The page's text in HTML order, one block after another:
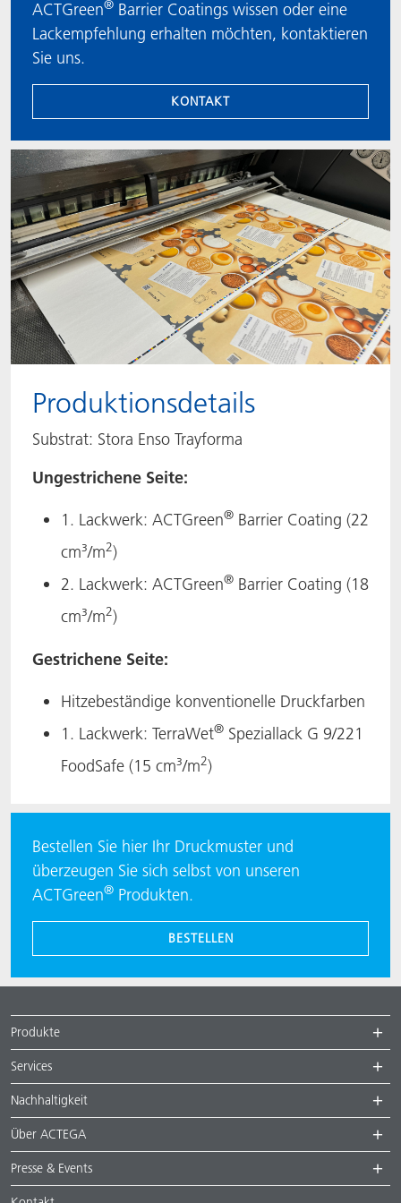
ACTGreen® Barrier Coatings wissen oder eine
Lackempfehlung erhalten möchten, kontaktieren
Sie uns.
KONTAKT
Produktionsdetails
Substrat: Stora Enso Trayforma
Ungestrichene Seite:
1. Lackwerk: ACTGreen® Barrier Coating (22
cm³/m2)
2. Lackwerk: ACTGreen® Barrier Coating (18
cm³/m2)
Gestrichene Seite:
Hitzebeständige konventionelle Druckfarben
1. Lackwerk: TerraWet® Speziallack G 9/221
FoodSafe (15 cm³/m2)
Bestellen Sie hier Ihr Druckmuster und
überzeugen Sie sich selbst von unseren
ACTGreen® Produkten.
BESTELLEN
Produkte
Services
Nachhaltigkeit
Über ACTEGA
Presse & Events